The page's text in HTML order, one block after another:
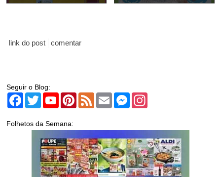
link do post comentar
Seguir o Blog:
Facebook
TwitterYouTubePinterest
Feed Email Messenger
Folhetos da Semana: